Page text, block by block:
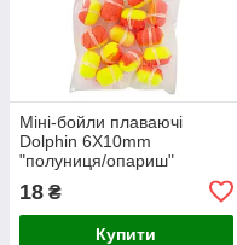
Міні-бойли плаваючі
Dolphin 6X10mm
"полуниця/опариш"
18 ₴
Купити